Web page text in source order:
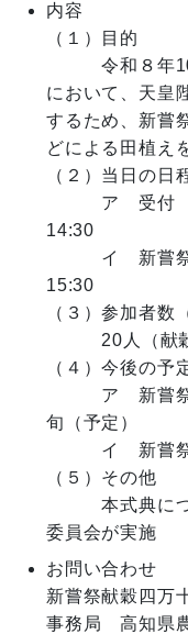
内容
（１）目的
令和８年10
において、天皇
するため、新嘗
どによる田植え
（２）当日の日
ア　受付　　
14:30
イ　新嘗祭献
15:30
（３）参加者数
20人（献穀者
（４）今後の予
ア　新嘗祭献
旬（予定）
イ　新嘗祭献
（５）その他
本式典につい
お問い合わせ
新嘗祭献穀四万
事務局　高知県